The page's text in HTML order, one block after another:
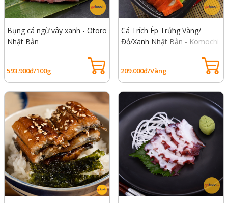
Bụng cá ngừ vây xanh - Otoro
Nhật Bản
593.900đ/100g
Cá Trích Ép Trứng Vàng/
Đỏ/Xanh Nhật Bản - Komochi
209.000đ/Vàng